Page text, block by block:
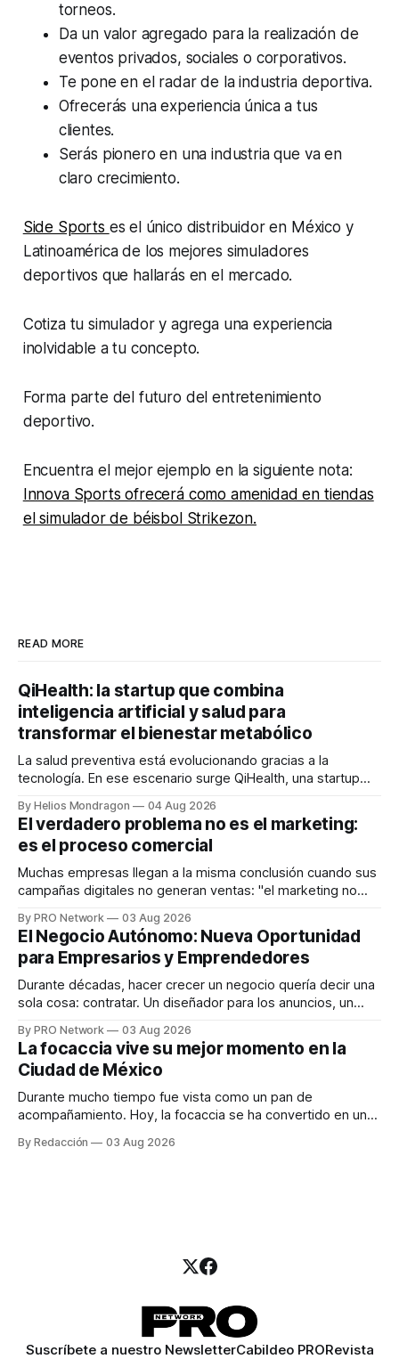
torneos.
Da un valor agregado para la realización de
eventos privados, sociales o corporativos.
Te pone en el radar de la industria deportiva.
Ofrecerás una experiencia única a tus
clientes.
Serás pionero en una industria que va en
claro crecimiento.
Side Sports es el único distribuidor en México y
Latinoamérica de los mejores simuladores
deportivos que hallarás en el mercado.
Cotiza tu simulador y agrega una experiencia
inolvidable a tu concepto.
Forma parte del futuro del entretenimiento
deportivo.
Encuentra el mejor ejemplo en la siguiente nota:
Innova Sports ofrecerá como amenidad en tiendas
el simulador de béisbol Strikezon.
READ MORE
QiHealth: la startup que combina
inteligencia artificial y salud para
transformar el bienestar metabólico
La salud preventiva está evolucionando gracias a la
tecnología. En ese escenario surge QiHealth, una startup
dispositivos inteligentes, inteligencia artificial y monitoreo
en tiempo real para ayudar a las personas a tomar mejores
decisiones sobre su salud metabólica. Su propuesta busca
responder
By Helios Mondragon 04 Aug 2026
El verdadero problema no es el marketing:
es el proceso comercial
Muchas empresas llegan a la misma conclusión cuando sus
campañas digitales no generan ventas: "el marketing no
INTERIUS, el problema suele estar en otro lugar. Durante
una entrevista para el podcast SER PRO, el especialista en
marketing digital explicó que
By PRO Network 03 Aug 2026
El Negocio Autónomo: Nueva Oportunidad
para Empresarios y Emprendedores
Durante décadas, hacer crecer un negocio quería decir una
sola cosa: contratar. Un diseñador para los anuncios, un
para los textos, alguien que supiera de publicidad digital
para encontrar prospectos, un vendedor para atender
llamadas y mensajes, y —con suerte— una persona
By PRO Network 03 Aug 2026
La focaccia vive su mejor momento en la
Ciudad de México
Durante mucho tiempo fue vista como un pan de
acompañamiento. Hoy, la focaccia se ha convertido en uno
artesanal, ingredientes de calidad y experiencias que
By Redacción 03 Aug 2026
Suscríbete a nuestro NewsletterCabildeo PRORevista